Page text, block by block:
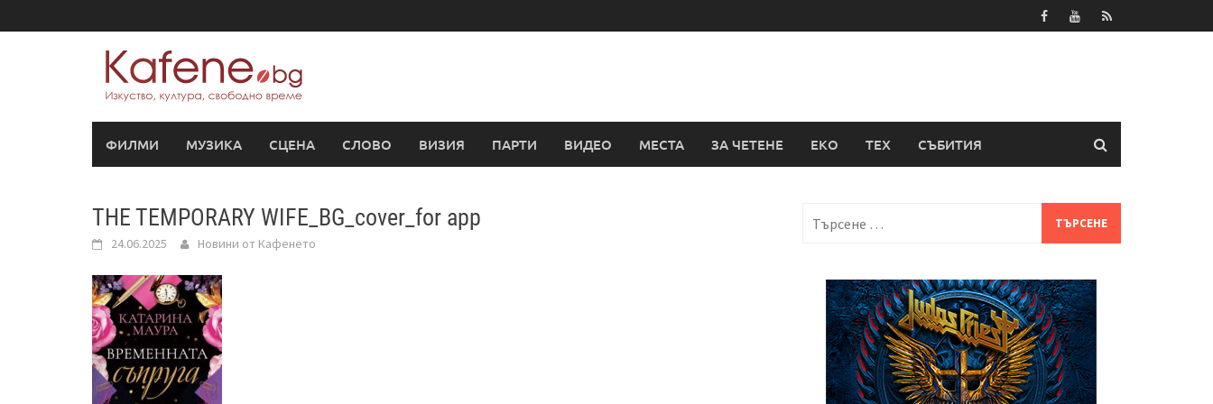
to
ФИЛМИ МУЗИКА СЦЕНА СЛОВО ВИЗИЯ ПАРТИ ВИДЕО МЕСТА ЗА ЧЕТЕНЕ ЕКО ТЕХ СЪБИТИЯ
THE TEMPORARY WIFE_BG_cover_for app
24.06.2025 Новини от Кафенето
за: